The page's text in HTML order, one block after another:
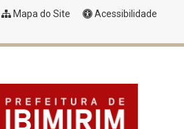
Mapa do Site
Acessibilidade